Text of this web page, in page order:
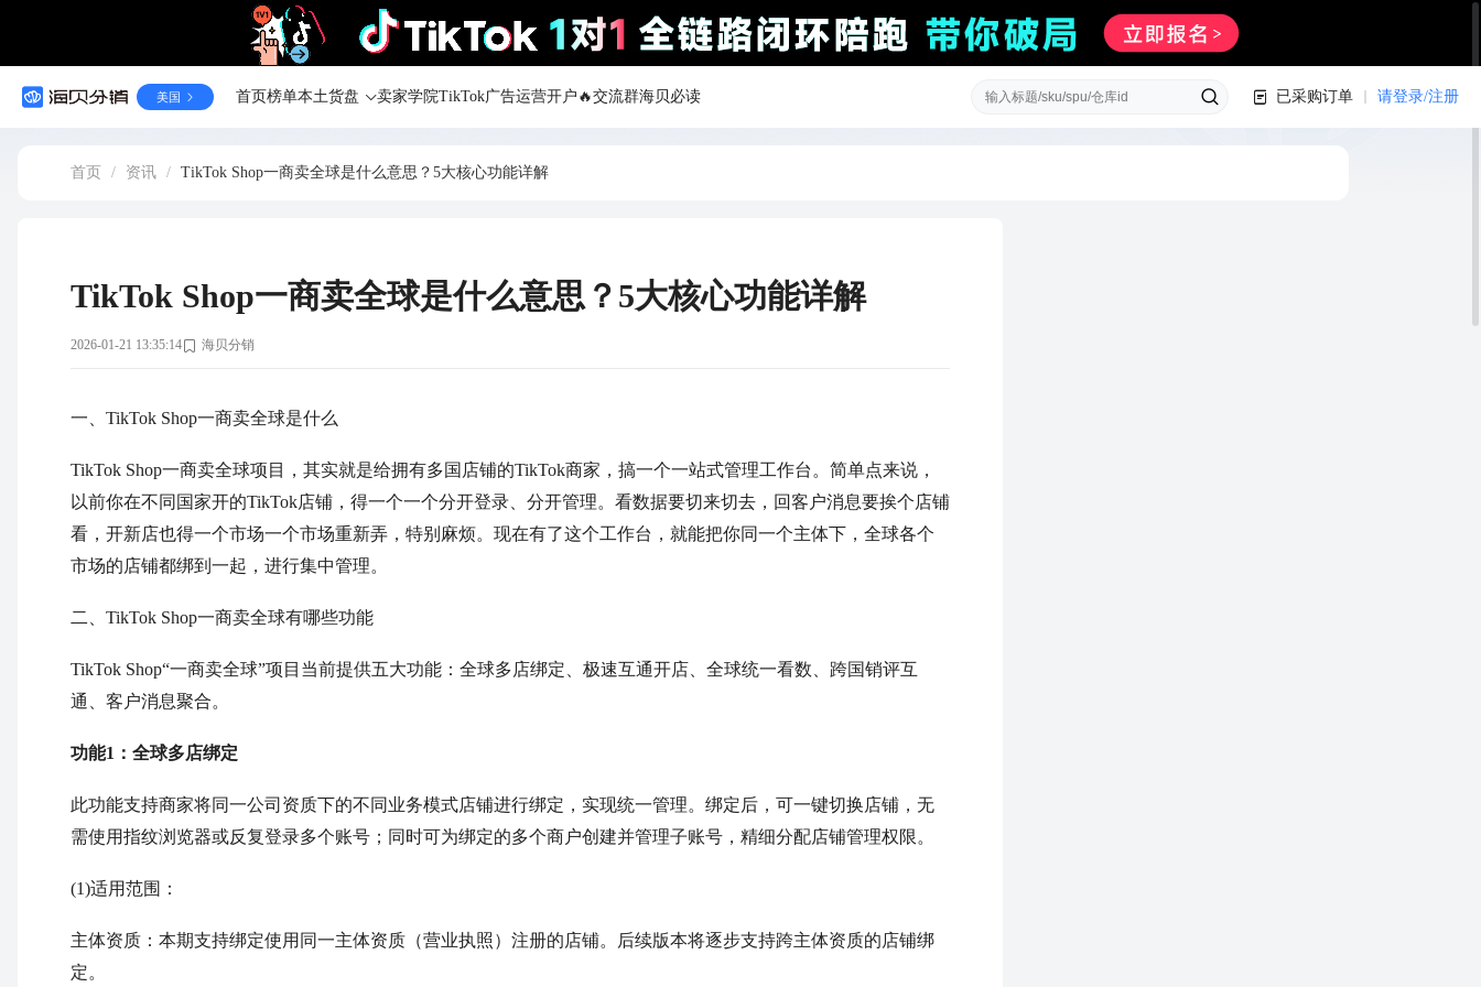
美国 首页榜单本土货盘 卖家学院TikTok广告运营开户 🔥交流群海贝必读 已采购订单 请登录/注册
首页 / 资讯 / TikTok Shop一商卖全球是什么意思？5大核心功能详解
TikTok Shop一商卖全球是什么意思？5大核心功能详解
2026-01-21 13:35:14 海贝分销
一、TikTok Shop一商卖全球是什么
TikTok Shop一商卖全球项目，其实就是给拥有多国店铺的TikTok商家，搞一个一站式管理工作台。简单点来说，
以前你在不同国家开的TikTok店铺，得一个一个分开登录、分开管理。看数据要切来切去，回客户消息要挨个店铺
看，开新店也得一个市场一个市场重新弄，特别麻烦。现在有了这个工作台，就能把你同一个主体下，全球各个
市场的店铺都绑到一起，进行集中管理。
二、TikTok Shop一商卖全球有哪些功能
TikTok Shop“一商卖全球”项目当前提供五大功能：全球多店绑定、极速互通开店、全球统一看数、跨国销评互
通、客户消息聚合。
功能1：全球多店绑定
此功能支持商家将同一公司资质下的不同业务模式店铺进行绑定，实现统一管理。绑定后，可一键切换店铺，无
需使用指纹浏览器或反复登录多个账号；同时可为绑定的多个商户创建并管理子账号，精细分配店铺管理权限。
(1)适用范围：
主体资质：本期支持绑定使用同一主体资质（营业执照）注册的店铺。后续版本将逐步支持跨主体资质的店铺绑
定。